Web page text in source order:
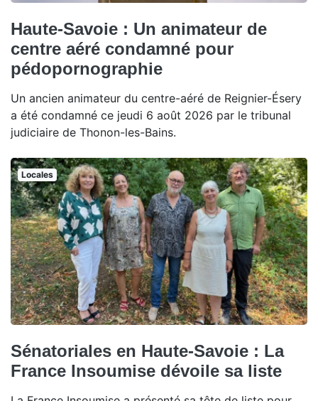
Haute-Savoie : Un animateur de
centre aéré condamné pour
pédopornographie
Un ancien animateur du centre-aéré de Reignier-Ésery
a été condamné ce jeudi 6 août 2026 par le tribunal
judiciaire de Thonon-les-Bains.
Locales
Sénatoriales en Haute-Savoie : La
France Insoumise dévoile sa liste